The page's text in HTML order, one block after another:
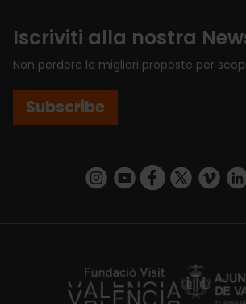
Iscriviti alla nostra
Non perdere le migliori proposte per
Subscribe
https://https://https://https://https://
https://
https://